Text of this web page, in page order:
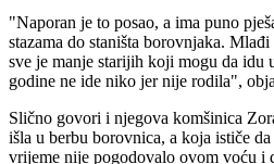
"Naporan je to posao, a ima puno
stazama do staništa borovnjaka.
sve je manje starijih koji mogu da idu
godine ne ide niko jer nije rodila",
Slično govori i njegova komšinica
išla u berbu borovnica, a koja ističe
vrijeme nije pogodovalo ovom voću i